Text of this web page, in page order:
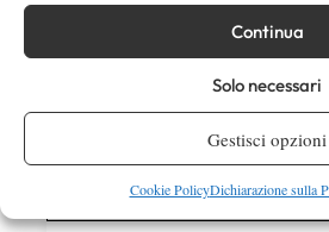
Continua
Solo necessari
Gestisci opzioni
Cookie PolicyDichiarazione sulla
WTA 1000 Toronto
gioco sospeso
SOCIAL